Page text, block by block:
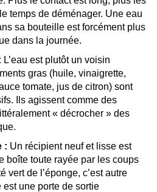
temps de déménager. Une eau
sa bouteille est forcément plus
dans la journée.
L’eau est plutôt un voisin
gras (huile, vinaigrette,
tomate, jus de citron) sont
Ils agissent comme des
« décrocher » des
: Un récipient neuf et lisse est
boîte toute rayée par les coups
vert de l’éponge, c’est autre
une porte de sortie